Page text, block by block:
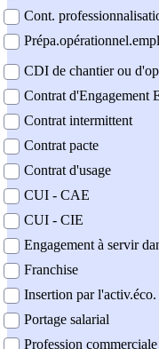
Cont.
CDI de chantier ou
Contrat d'Engagement
Contrat intermittent
Contrat pacte
Contrat d'usage
CUI - CAE
CUI - CIE
Engagement à servir
Franchise
Insertion par l'activ.éco.
Portage salarial
Profession commerciale